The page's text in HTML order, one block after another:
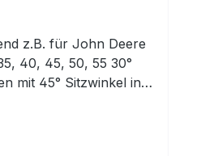
z.B. für John Deere
40, 45, 50, 55 30°
mit 45° Sitzwinkel in